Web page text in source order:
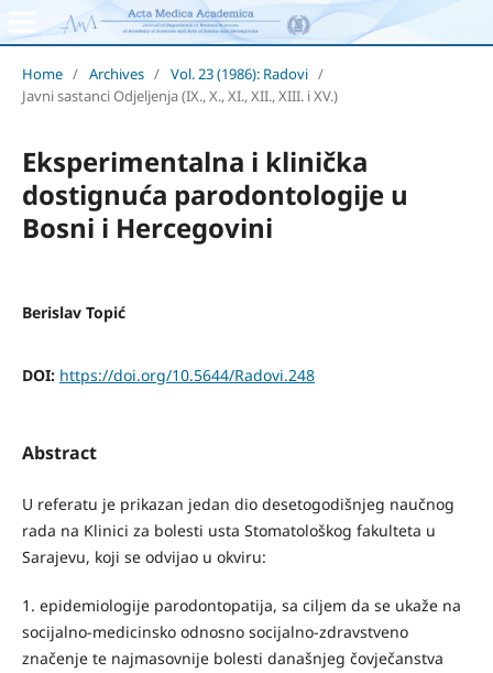
Home / Archives / Vol. 23 (1986): Radovi /
Javni sastanci Odjeljenja (IX., X., XI., XII., XIII. i XV.)
Eksperimentalna i klinička
dostignuća parodontologije u
Bosni i Hercegovini
Berislav Topić
DOI: https://doi.org/10.5644/Radovi.248
Abstract
U referatu je prikazan jedan dio desetogodišnjeg naučnog
rada na Klinici za bolesti usta Stomatološkog fakulteta u
Sarajevu, koji se odvijao u okviru:
1. epidemiologije parodontopatija, sa ciljem da se ukaže na
socijalno-medicinsko odnosno socijalno-zdravstveno
značenje te najmasovnije bolesti današnjeg čovječanstva